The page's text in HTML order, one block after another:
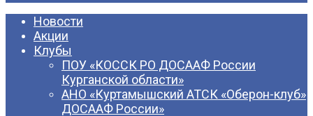
Новости
Акции
Клубы
ПОУ «КОССК РО ДОСААФ России
Курганской области»
АНО «Куртамышский АТСК «Оберон-клуб»
ДОСААФ России»